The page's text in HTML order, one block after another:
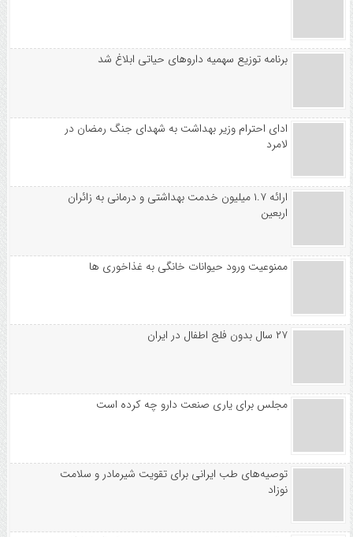
برنامه توزیع سهمیه داروهای حیاتی ابلاغ شد
ادای احترام وزیر بهداشت به شهدای جنگ رمضان در
لامرد
ارائه ۱.۷ میلیون خدمت بهداشتی و درمانی به زائران
اربعین
ممنوعیت ورود حیوانات خانگی به غذاخوری ها
۲۷ سال بدون فلج اطفال در ایران
مجلس برای یاری صنعت دارو چه کرده است
توصیه‌های طب ایرانی برای تقویت شیرمادر و سلامت
نوزاد